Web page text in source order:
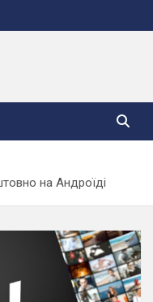
на Андроїді